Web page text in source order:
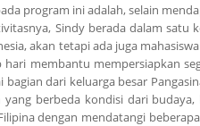
program ini adalah, selain
Sindy berada dalam
akan tetapi ada juga
membantu mempersiapkan
dari keluarga besar
berbeda kondisi dari budaya,
dengan mendatangi